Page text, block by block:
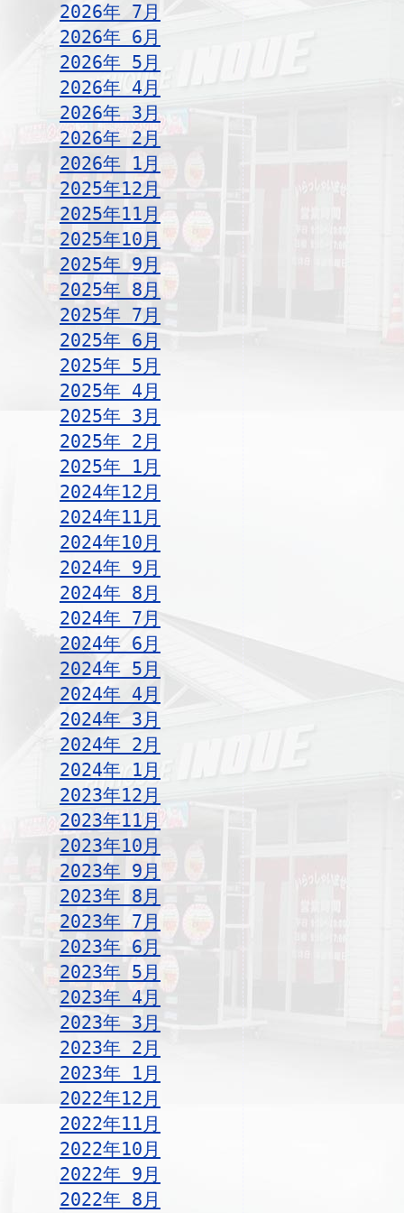
2026年 7月
2026年 6月
2026年 5月
2026年 4月
2026年 3月
2026年 2月
2026年 1月
2025年12月
2025年11月
2025年10月
2025年 9月
2025年 8月
2025年 7月
2025年 6月
2025年 5月
2025年 4月
2025年 3月
2025年 2月
2025年 1月
2024年12月
2024年11月
2024年10月
2024年 9月
2024年 8月
2024年 7月
2024年 6月
2024年 5月
2024年 4月
2024年 3月
2024年 2月
2024年 1月
2023年12月
2023年11月
2023年10月
2023年 9月
2023年 8月
2023年 7月
2023年 6月
2023年 5月
2023年 4月
2023年 3月
2023年 2月
2023年 1月
2022年12月
2022年11月
2022年10月
2022年 9月
2022年 8月